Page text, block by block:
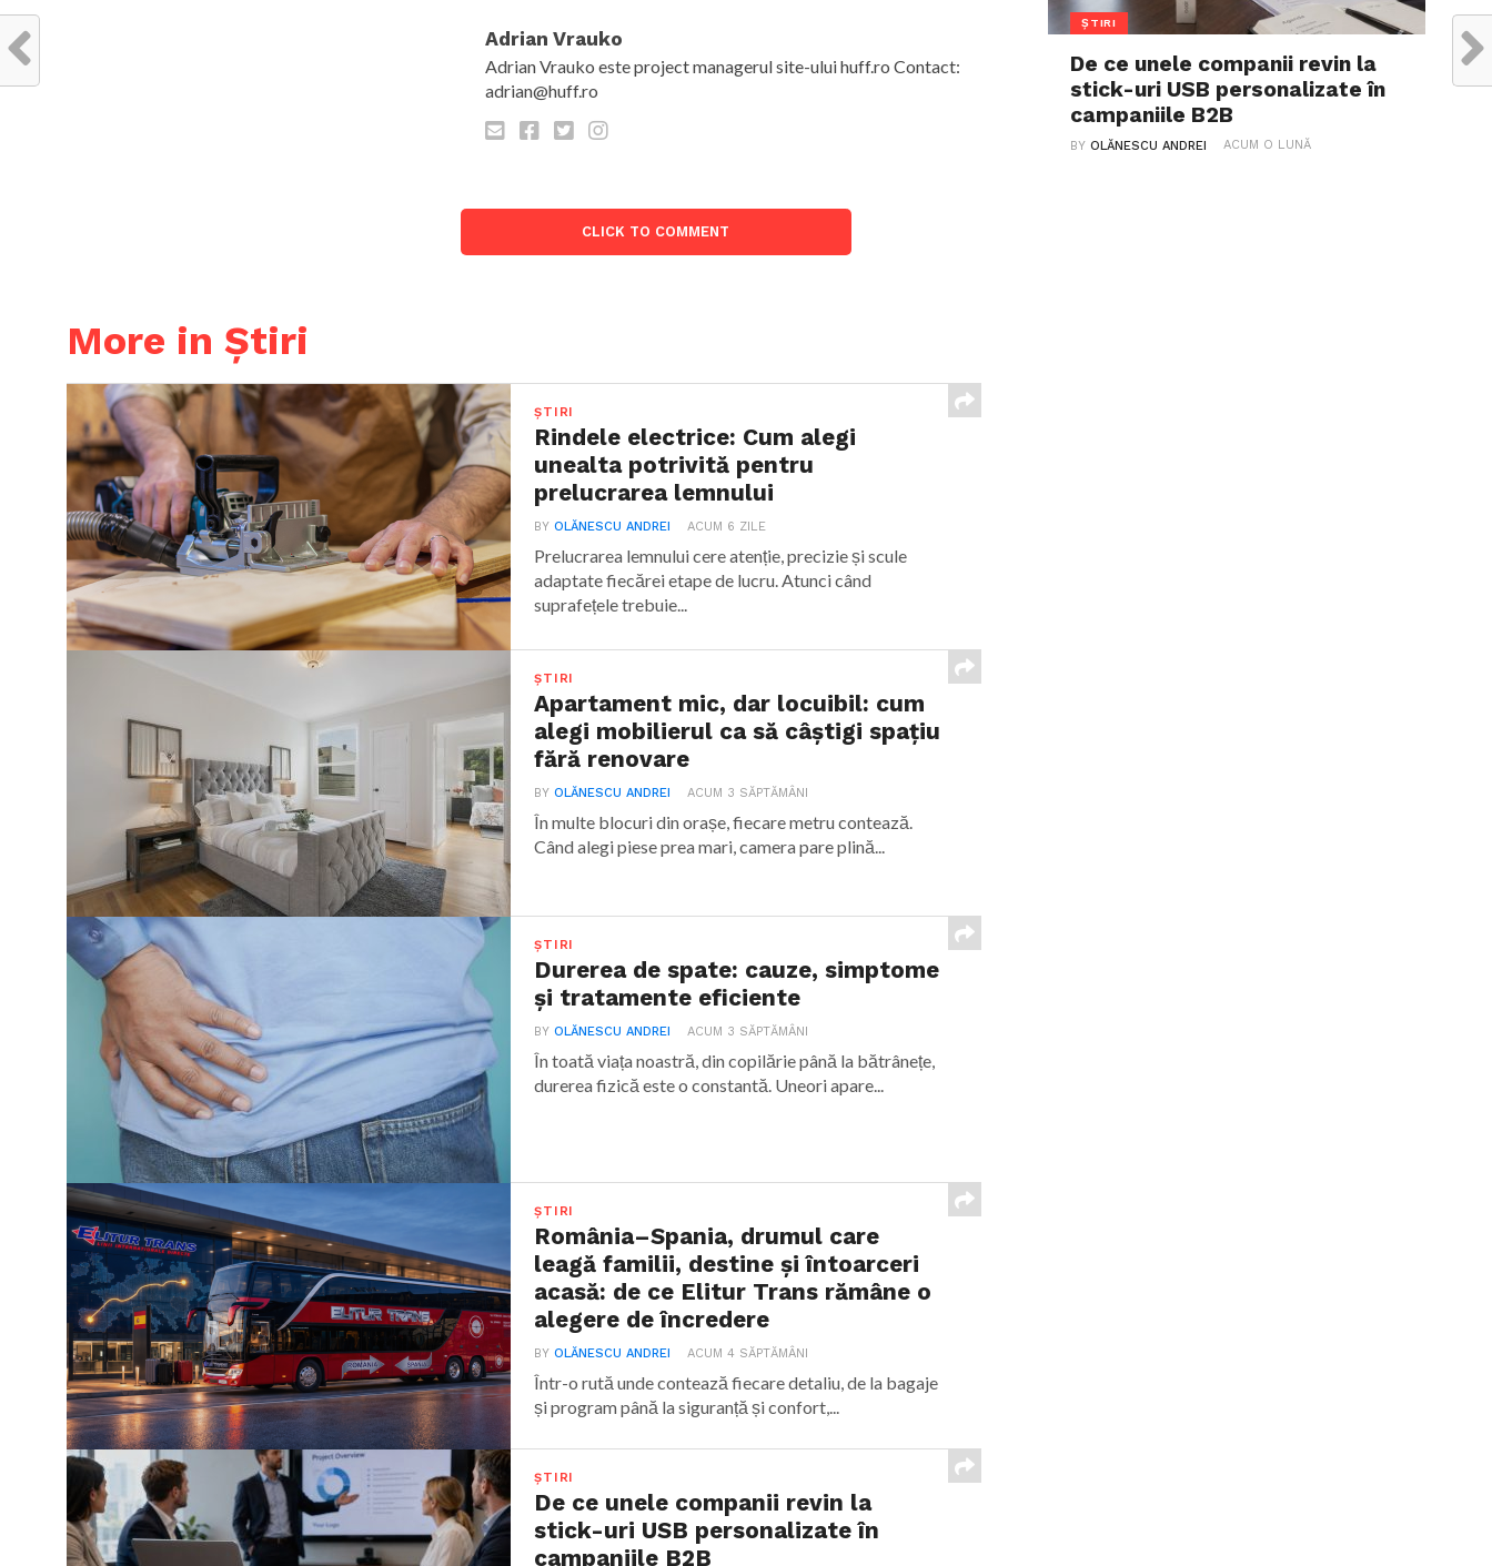
Adrian Vrauko
Adrian Vrauko este project managerul site-ului huff.ro Contact:
adrian@huff.ro
CLICK TO COMMENT
More in Știri
ȘTIRI
Rindele electrice: Cum alegi
unealta potrivită pentru
prelucrarea lemnului
BYOLĂNESCU ANDREI ACUM 6 ZILE
Prelucrarea lemnului cere atenție, precizie și scule
adaptate fiecărei etape de lucru. Atunci când
suprafețele trebuie...
ȘTIRI
Apartament mic, dar locuibil: cum
alegi mobilierul ca să câștigi spațiu
fără renovare
BYOLĂNESCU ANDREI ACUM 3 SĂPTĂMÂNI
În multe blocuri din orașe, fiecare metru contează.
Când alegi piese prea mari, camera pare plină...
ȘTIRI
Durerea de spate: cauze, simptome
și tratamente eficiente
BYOLĂNESCU ANDREI ACUM 3 SĂPTĂMÂNI
În toată viața noastră, din copilărie până la bătrânețe,
durerea fizică este o constantă. Uneori apare...
ȘTIRI
România–Spania, drumul care
leagă familii, destine și întoarceri
acasă: de ce Elitur Trans rămâne o
alegere de încredere
BYOLĂNESCU ANDREI ACUM 4 SĂPTĂMÂNI
Într-o rută unde contează fiecare detaliu, de la bagaje
și program până la siguranță și confort,...
ȘTIRI
De ce unele companii revin la
stick-uri USB personalizate în
campaniile B2B
ȘTIRI
De ce unele companii revin la
stick-uri USB personalizate în
campaniile B2B
BYOLĂNESCU ANDREI ACUM O LUNĂ